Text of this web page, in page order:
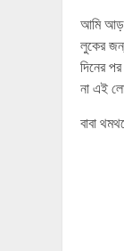
আমি
লুকের
দিনের
না এই
বাবা